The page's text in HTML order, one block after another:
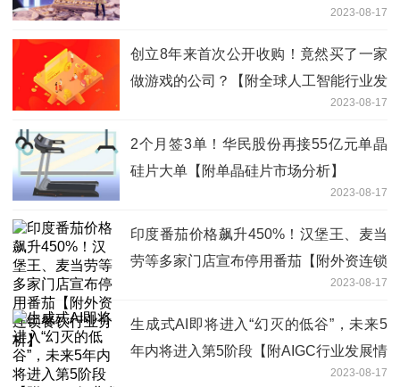
2023-08-17
创立8年来首次公开收购！竟然买了一家
做游戏的公司？【附全球人工智能行业发
2023-08-17
2个月签3单！华民股份再接55亿元单晶
硅片大单【附单晶硅片市场分析】
2023-08-17
印度番茄价格飙升450%！汉堡王、麦当
劳等多家门店宣布停用番茄【附外资连锁
2023-08-17
生成式AI即将进入“幻灭的低谷”，未来5
年内将进入第5阶段【附AIGC行业发展情
2023-08-17